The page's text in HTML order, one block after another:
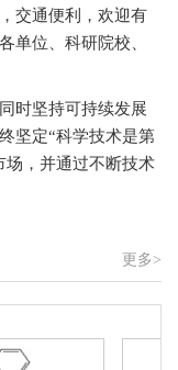
交通便利，欢迎有
单位、科研院校、
时坚持可持续发展
坚定“科学技术是第
场，并通过不断技术
更多>